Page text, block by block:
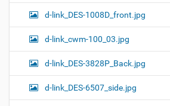
d-link_DES-1008D_front.jpg
d-link_cwm-100_03.jpg
d-link_DES-3828P_Back.jpg
d-link_DES-6507_side.jpg